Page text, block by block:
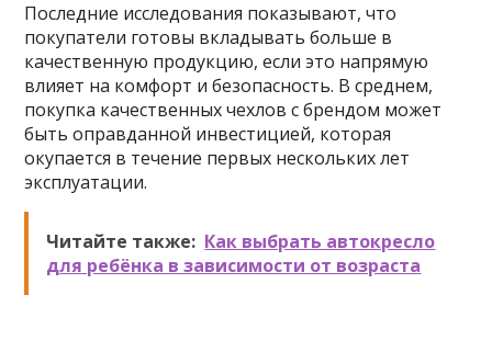
Последние исследования показывают, что
покупатели готовы вкладывать больше в
качественную продукцию, если это напрямую
влияет на комфорт и безопасность. В среднем,
покупка качественных чехлов с брендом может
быть оправданной инвестицией, которая
окупается в течение первых нескольких лет
эксплуатации.
Читайте также: Как выбрать автокресло
для ребёнка в зависимости от возраста